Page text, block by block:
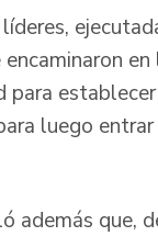
para
luego
además que,